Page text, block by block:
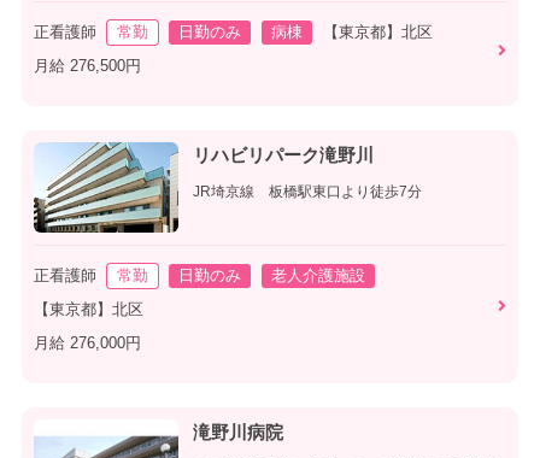
正看護師 常勤 日勤のみ 病棟
【東京都】北区
月給 276,500円
リハビリパーク滝野川
JR埼京線 板橋駅東口より徒歩7分
正看護師 常勤 日勤のみ
老人介護施設
【東京都】北区
月給 276,000円
滝野川病院